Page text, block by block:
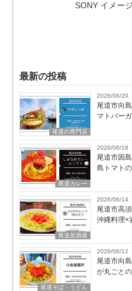
SONY イメー
最新の投稿
尾道の専門店
2026/06/20
尾道市向
マトバー
尾道カレー
2026/06/18
尾道市因
島トマト
尾道居酒屋
2026/06/14
尾道市高
沖縄料理×
尾道そば・うどん
2026/06/12
尾道市向
が丸ごと